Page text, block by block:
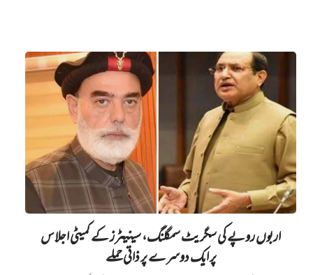
اربوں روپے کی سگریٹ سمگلنگ، سینیٹرز کے کمیٹی اجلاس
پر ایک دوسرے پر ذاتی حملے